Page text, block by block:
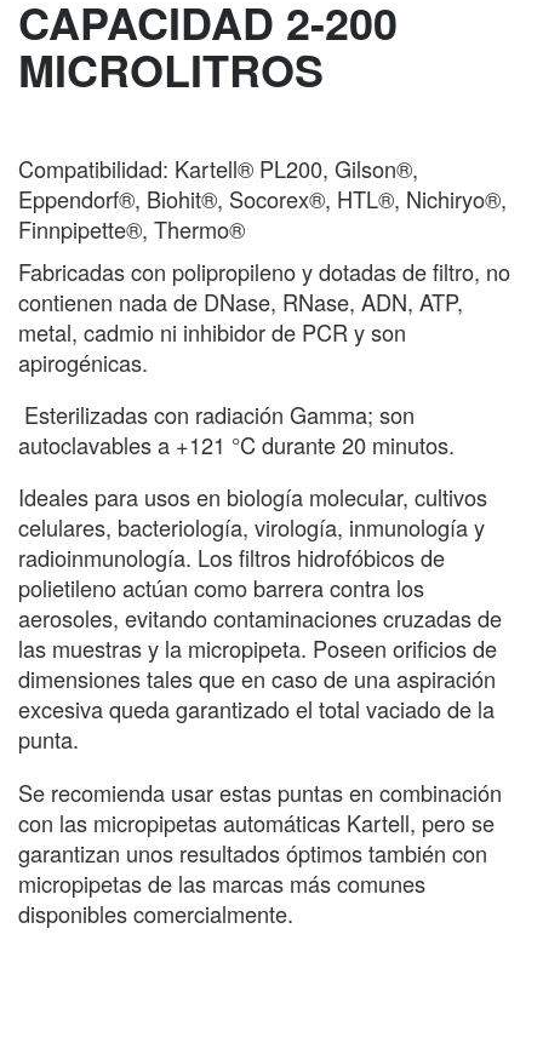
CAPACIDAD 2-200
MICROLITROS
Compatibilidad: Kartell® PL200, Gilson®,
Eppendorf®, Biohit®, Socorex®, HTL®, Nichiryo®,
Finnpipette®, Thermo®
Fabricadas con polipropileno y dotadas de filtro, no
contienen nada de DNase, RNase, ADN, ATP,
metal, cadmio ni inhibidor de PCR y son
apirogénicas.
Esterilizadas con radiación Gamma; son
autoclavables a +121 °C durante 20 minutos.
Ideales para usos en biología molecular, cultivos
celulares, bacteriología, virología, inmunología y
radioinmunología. Los filtros hidrofóbicos de
polietileno actúan como barrera contra los
aerosoles, evitando contaminaciones cruzadas de
las muestras y la micropipeta. Poseen orificios de
dimensiones tales que en caso de una aspiración
excesiva queda garantizado el total vaciado de la
punta.
Se recomienda usar estas puntas en combinación
con las micropipetas automáticas Kartell, pero se
garantizan unos resultados óptimos también con
micropipetas de las marcas más comunes
disponibles comercialmente.